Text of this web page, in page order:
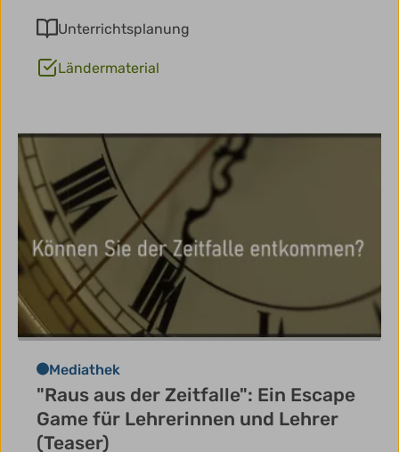
Unterrichtsplanung
Ländermaterial
Mediathek
"Raus aus der Zeitfalle": Ein Escape
Game für Lehrerinnen und Lehrer
(Teaser)